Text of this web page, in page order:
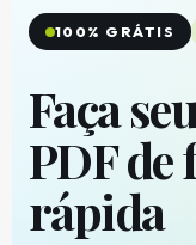
100% GRÁTIS
Faça
PDF de
rápida